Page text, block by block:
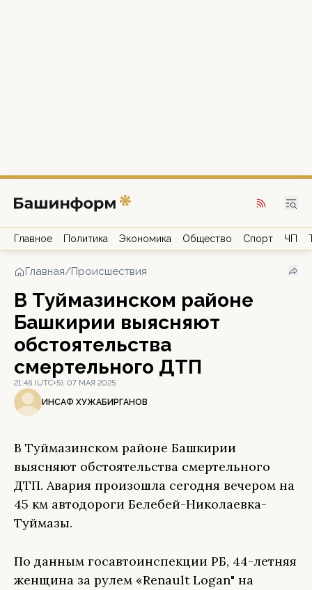
Главное Политика Экономика Общество Спорт ЧП
Главная/Происшествия
В Туймазинском районе
Башкирии выясняют
обстоятельства
смертельного ДТП
21:48 (UTC+5), 07 МАЯ 2025
ИНСАФ ХУЖАБИРГАНОВ
В Туймазинском районе Башкирии
выясняют обстоятельства смертельного
ДТП. Авария произошла сегодня вечером на
45 км автодороги Белебей-Николаевка-
Туймазы.
По данным госавтоинспекции РБ, 44-летняя
женщина за рулем «Renault Logan" на